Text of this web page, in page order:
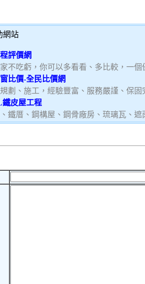
網站
評價網
不吃虧，你可以多看看、多比較，一
比價-全民比價網
劃、施工，經驗豐富、服務嚴謹、保
皮屋工程
鐵厝、鋼構屋、鋼骨廠房、琉璃瓦、